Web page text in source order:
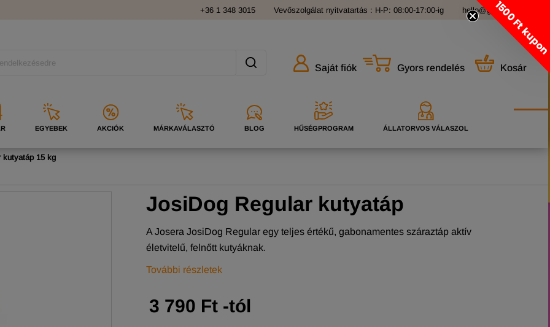
+36 1 348 3015 Vevőszolgálat nyitvatartás : H-P: 08:00-17:00-ig hello@grandopet.hu
Saját fiók Gyors rendelés Kosár
EGYEBEK AKCIÓK MÁRKAVÁLASZTÓ BLOG HŰSÉGPROGRAM ÁLLATORVOS VÁLASZOL
kutyatáp 15 kg
JosiDog Regular kutyatáp
A Josera JosiDog Regular egy teljes értékű, gabonamentes száraztáp aktív
életvitelű, felnőtt kutyáknak.
További részletek
3 790 Ft -tól
1500 Ft